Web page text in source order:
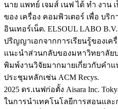
นาย แพทย์ เจมส์ เนฟ ได้ ทํา งาน
ของ เครื่อง คอมพิวเตอร์ เพื่อ บริ
อินเทอร์เน็ต. ELSOUL LABO
ปริญญาเอกจากการเรียนรู้ของเค
แนะนําส่วนกลับของมหาวิทยาลัย
พิมพ์งานวิจัยมากมายเกี่ยวกับคํา
ประชุมหลักเช่น ACM Recys.
2025 ดร.เนฟก่อตั้ง Aisara Inc.
ในการนําเทคโนโลยีการสอนและ